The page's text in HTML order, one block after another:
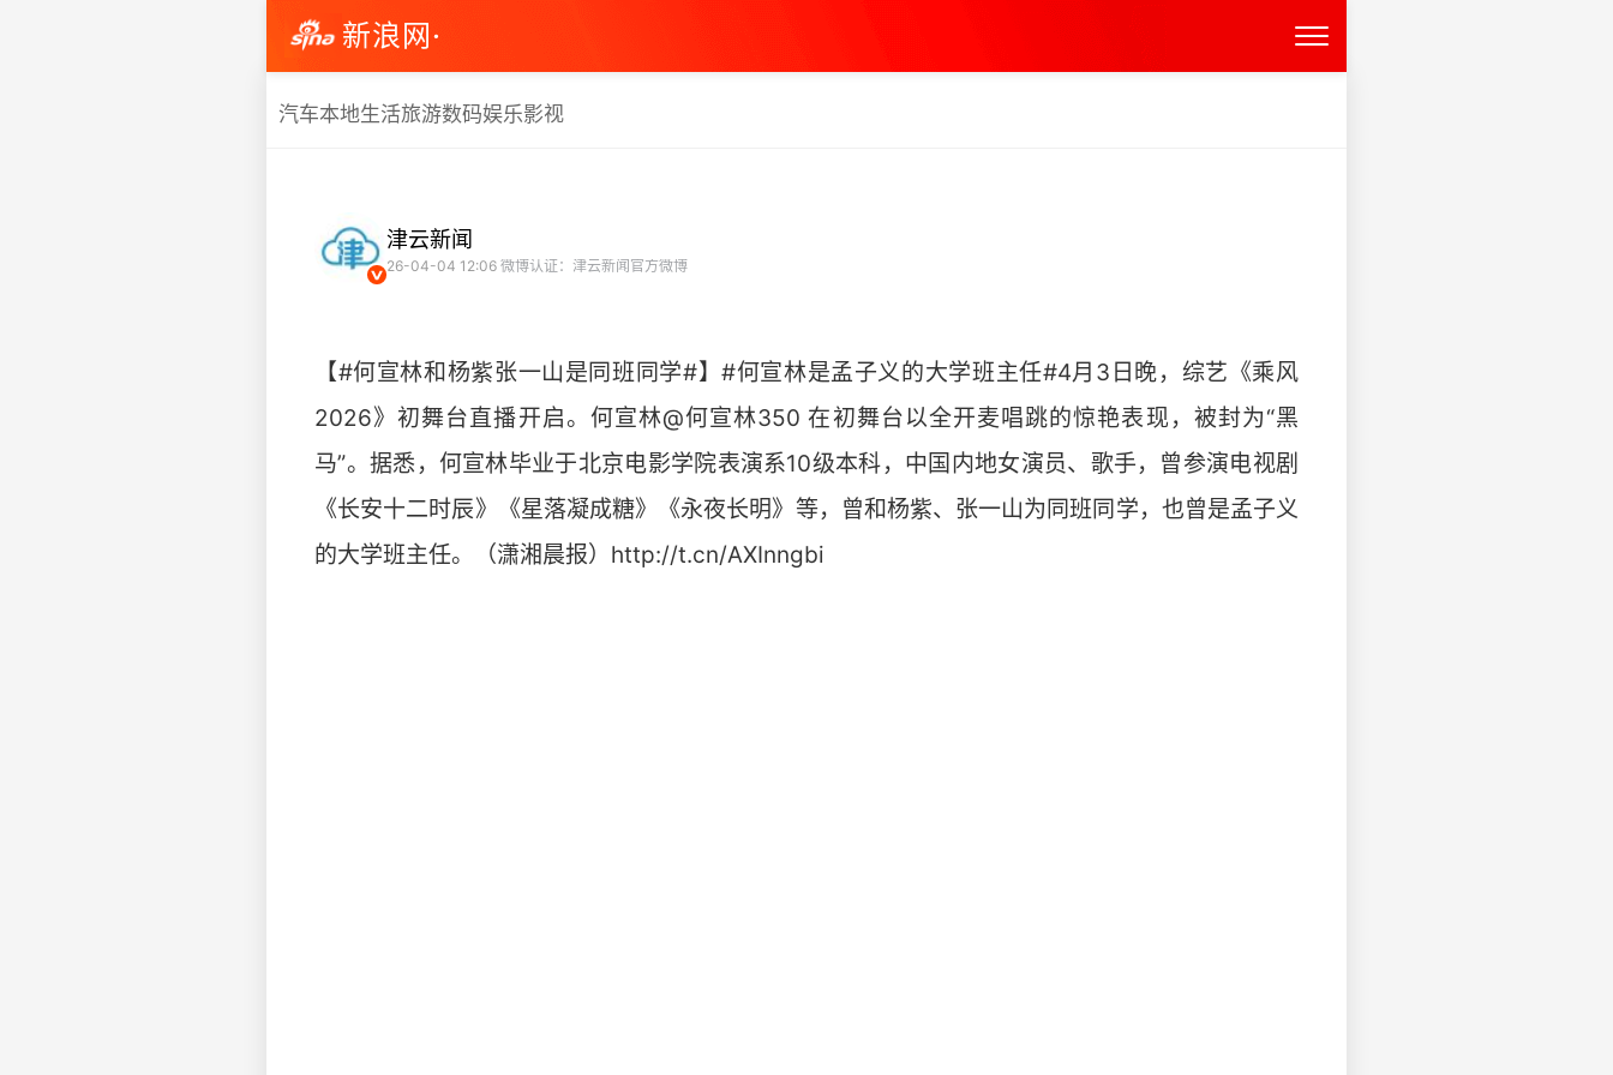
新浪网·
汽车本地生活旅游数码娱乐影视
津云新闻
26-04-04 12:06 微博认证：津云新闻官方微博
【#何宣林和杨紫张一山是同班同学#】#何宣林是孟子义的大学班主任#4月3日晚，综艺《乘风
2026》初舞台直播开启。何宣林@何宣林350 在初舞台以全开麦唱跳的惊艳表现，被封为“黑
马”。据悉，何宣林毕业于北京电影学院表演系10级本科，中国内地女演员、歌手，曾参演电视剧
《长安十二时辰》《星落凝成糖》《永夜长明》等，曾和杨紫、张一山为同班同学，也曾是孟子义
的大学班主任。（潇湘晨报）http://t.cn/AXInngbi